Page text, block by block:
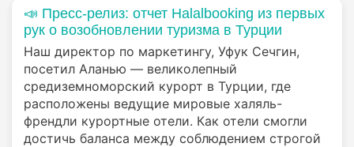
📣 Пресс-релиз: отчет Halalbooking из первых
рук о возобновлении туризма в Турции
Наш директор по маркетингу, Уфук Сечгин,
посетил Аланью — великолепный
средиземноморский курорт в Турции, где
расположены ведущие мировые халяль-
френдли курортные отели. Как отели смогли
достичь баланса между соблюдением строгой